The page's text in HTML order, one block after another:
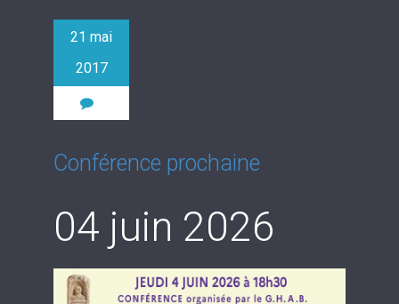
21 mai
2017
Conférence prochaine
04 juin 2026